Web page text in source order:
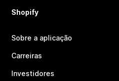
Shopify
Sobre a aplicação
Carreiras
Investidores